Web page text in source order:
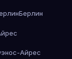
Берлин
Айрес